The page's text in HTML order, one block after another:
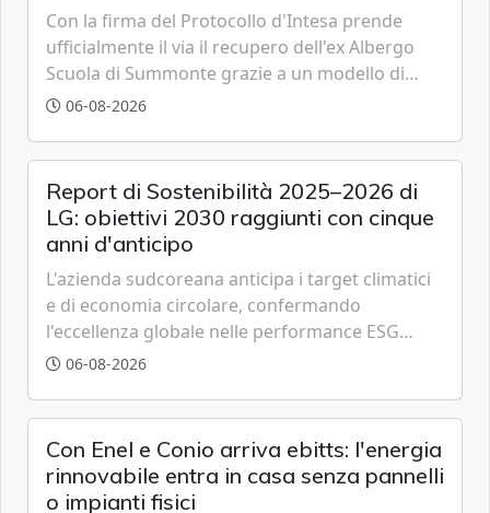
Con la firma del Protocollo d'Intesa prende
ufficialmente il via il recupero dell'ex Albergo
Scuola di Summonte grazie a un modello di
partenariato pubblico-privato e a una rete di
06-08-2026
Report di Sostenibilità 2025–2026 di
LG: obiettivi 2030 raggiunti con cinque
anni d'anticipo
L'azienda sudcoreana anticipa i target climatici
e di economia circolare, confermando
l'eccellenza globale nelle performance ESG
grazie a innovazione, accessibilità e governance
06-08-2026
Con Enel e Conio arriva ebitts: l'energia
rinnovabile entra in casa senza pannelli
o impianti fisici